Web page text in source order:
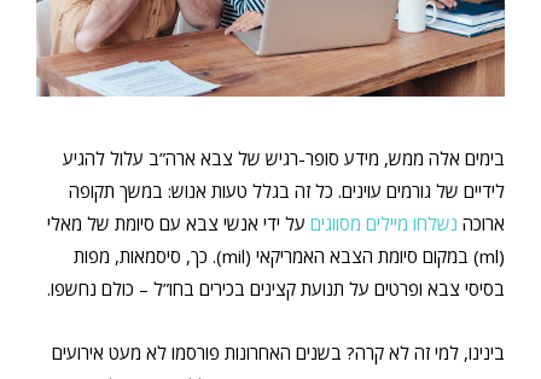
בימים אלה ממש, מידע סופר-רגיש של צבא ארה”ב עלול להגיע
לידיים של גורמים עוינים. כל זה בגלל טעות אנוש: במשך תקופה
ארוכה נשלחו מיילים מסווגים על ידי אנשי צבא עם סיומת של מאלי
(ml) במקום סיומת הצבא האמריקאי (mil). כך, סיסמאות, מפות
בסיסי צבא ופרטים על תנועת קצינים בכירים בחו”ל – כולם נחשפו.
בינינו, למי זה לא קרה? בשנים האחרונות פורסמו לא מעט אירועים